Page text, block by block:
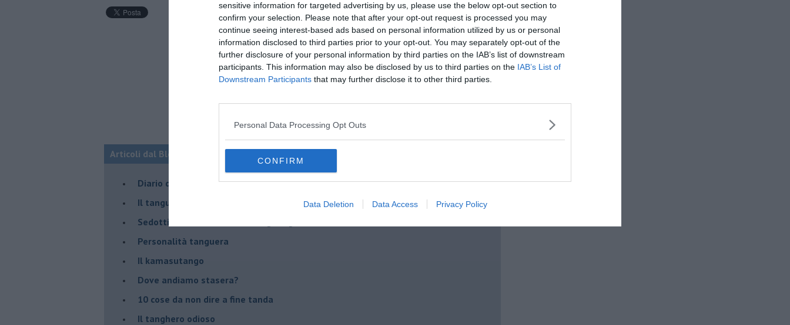
sensitive information for targeted advertising by us, please use the below opt-out section to
confirm your selection. Please note that after your opt-out request is processed you may
continue seeing interest-based ads based on personal information utilized by us or personal
information disclosed to third parties prior to your opt-out. You may separately opt-out of the
further disclosure of your personal information by third parties on the IAB’s list of downstream
participants. This information may also be disclosed by us to third parties on the IAB’s List of
Downstream Participants that may further disclose it to other third parties.
Personal Data Processing Opt Outs
CONFIRM
Data Deletion Data Access Privacy Policy
Articoli dal Blog “Parole milonguere” di Maria Caruso
Diario di una tanghera
Il tanguero che entra in pista
Sedotti e abbandonati nel tango argentino
Personalità tanguera
Il kamasutango
Dove andiamo stasera?
10 cose da non dire a fine tanda
Il tanghero odioso